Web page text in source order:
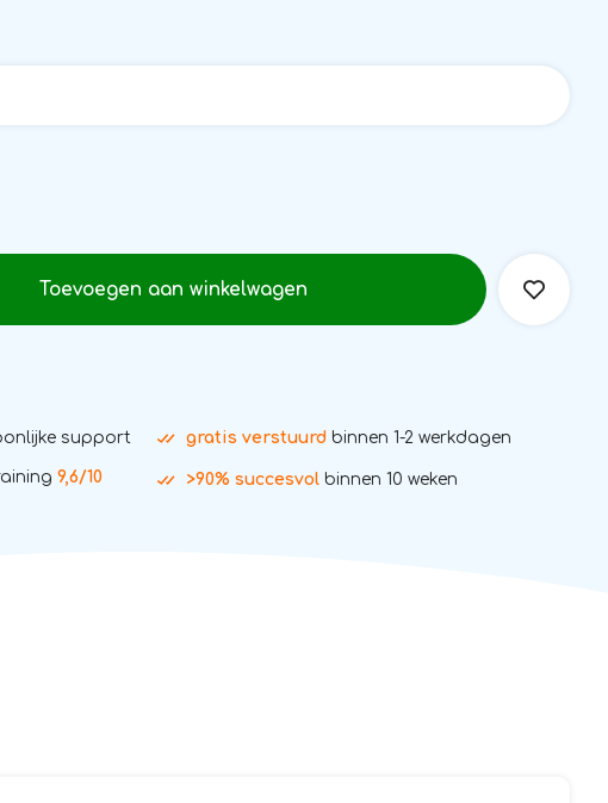
Toevoegen aan winkelwagen
support gratis verstuurdbinnen 1-2 werkdagen
9,6/10 >90% succesvolbinnen 10 weken